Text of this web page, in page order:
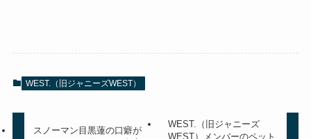
WEST.（旧ジャニーズWEST）
スノーマン目黒蓮の口癖が
WEST.（旧ジャニーズ
WEST）メンバーのペット